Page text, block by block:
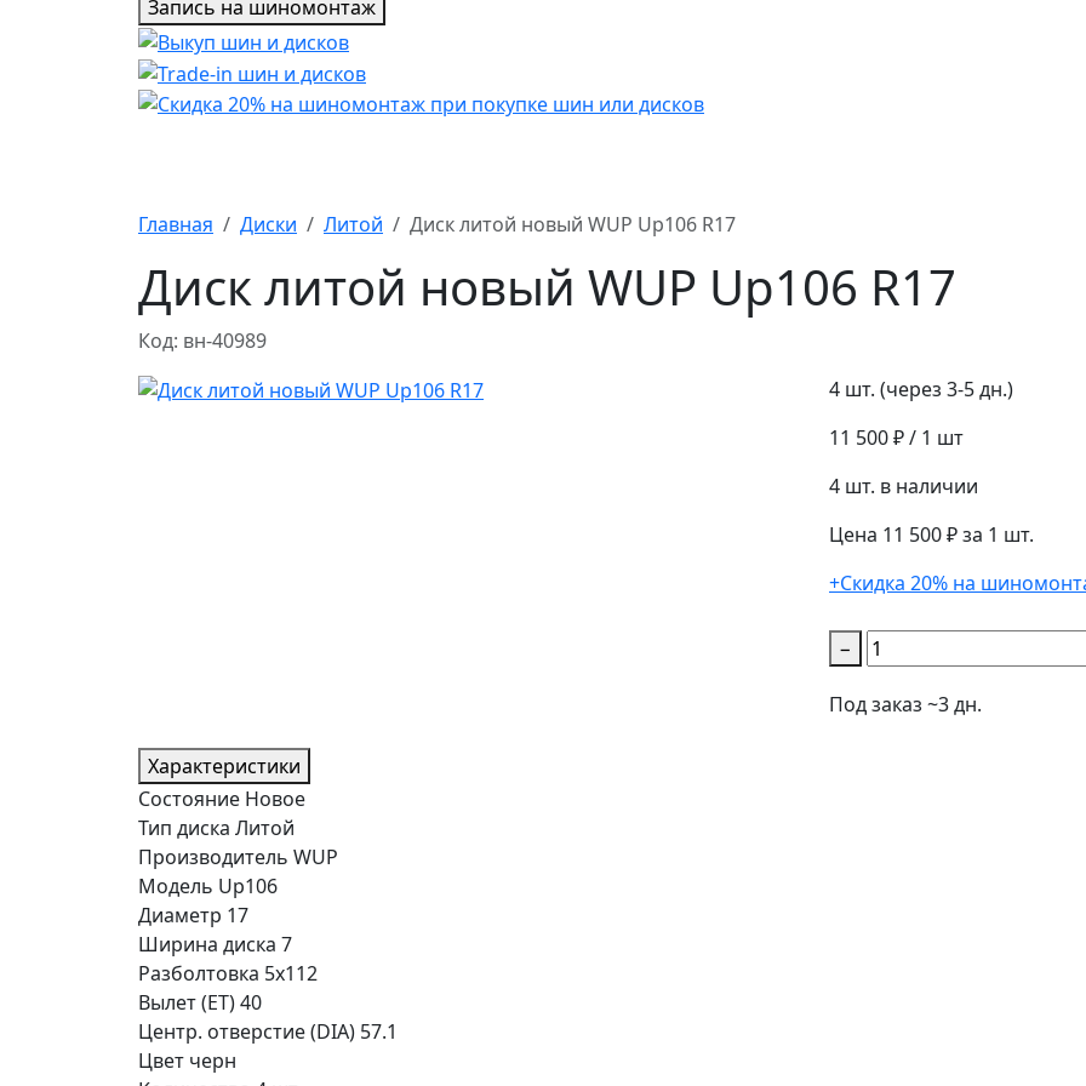
Запись на шиномонтаж
Главная Диски Литой Диск литой новый WUP Up106 R17
Диск литой новый WUP Up106 R17
Код: вн-40989
4 шт. (через 3-5 дн.)
11 500 ₽/ 1 шт
4 шт. в наличии
Цена 11 500 ₽ за 1 шт.
+Скидка 20% на
−
Под заказ ~3 дн.
Характеристики
Состояние Новое
Тип диска Литой
Производитель WUP
Модель Up106
Диаметр 17
Ширина диска 7
Разболтовка 5x112
Вылет (ET)40
Центр. отверстие (DIA) 57.1
Цвет черн